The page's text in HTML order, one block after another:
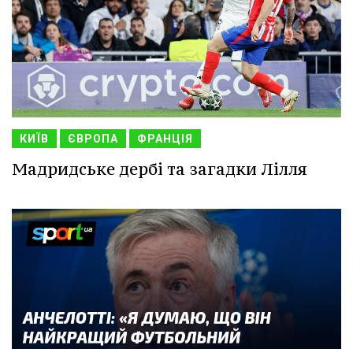
КИЇВ ЄВРОПА ФРАНЦІЯ
Мадридське дербі та загадки Лілля